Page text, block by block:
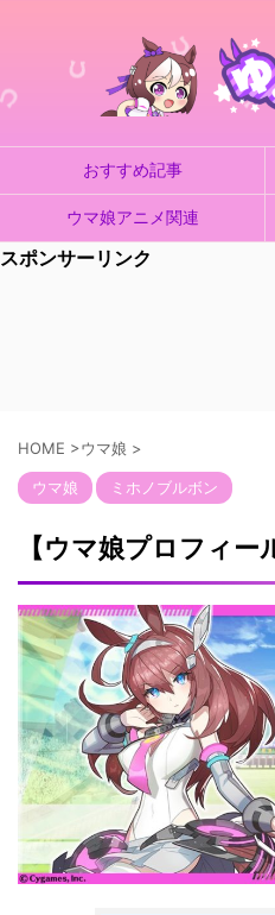
おすすめ記事
ウマ娘アニメ関連
スポンサーリンク
HOME >ウマ娘 >
ウマ娘 ミホノブルボン
【ウマ娘プロフィ